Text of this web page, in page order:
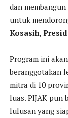
dan
untuk
Kosasih,
Program ini
beranggotakan
mitra di 10
luas. PIJAK pun
lulusan yang